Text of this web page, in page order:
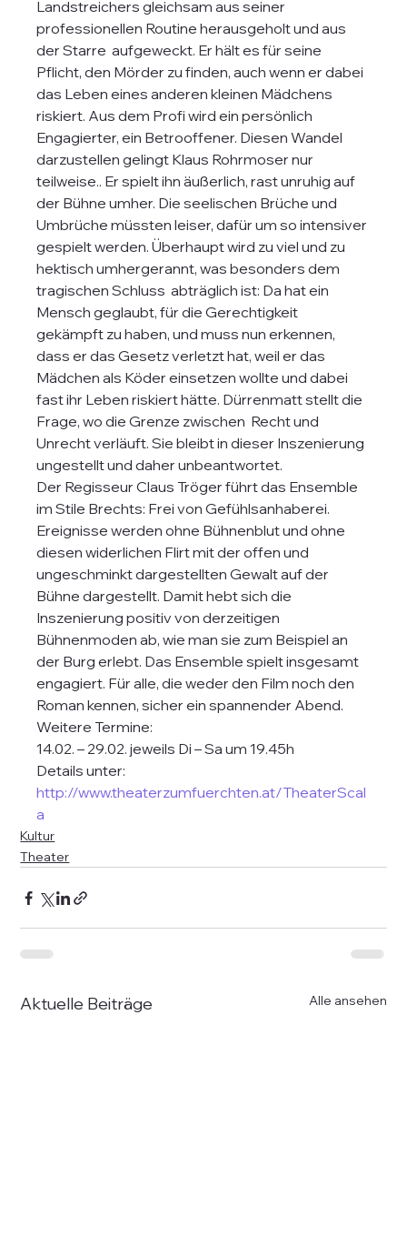
Landstreichers gleichsam aus seiner
professionellen Routine herausgeholt und aus
der Starre  aufgeweckt. Er hält es für seine
Pflicht, den Mörder zu finden, auch wenn er dabei
das Leben eines anderen kleinen Mädchens
riskiert. Aus dem Profi wird ein persönlich
Engagierter, ein Betrooffener. Diesen Wandel
darzustellen gelingt Klaus Rohrmoser nur
teilweise.. Er spielt ihn äußerlich, rast unruhig auf
der Bühne umher. Die seelischen Brüche und
Umbrüche müssten leiser, dafür um so intensiver
gespielt werden. Überhaupt wird zu viel und zu
hektisch umhergerannt, was besonders dem
tragischen Schluss  abträglich ist: Da hat ein
Mensch geglaubt, für die Gerechtigkeit
gekämpft zu haben, und muss nun erkennen,
dass er das Gesetz verletzt hat, weil er das
Mädchen als Köder einsetzen wollte und dabei
fast ihr Leben riskiert hätte. Dürrenmatt stellt die
Frage, wo die Grenze zwischen  Recht und
Unrecht verläuft. Sie bleibt in dieser Inszenierung
ungestellt und daher unbeantwortet.
Der Regisseur Claus Tröger führt das Ensemble
im Stile Brechts: Frei von Gefühlsanhaberei.
Ereignisse werden ohne Bühnenblut und ohne
diesen widerlichen Flirt mit der offen und
ungeschminkt dargestellten Gewalt auf der
Bühne dargestellt. Damit hebt sich die
Inszenierung positiv von derzeitigen
Bühnenmoden ab, wie man sie zum Beispiel an
der Burg erlebt. Das Ensemble spielt insgesamt
engagiert. Für alle, die weder den Film noch den
Roman kennen, sicher ein spannender Abend.
Weitere Termine:
14.02. – 29.02. jeweils Di – Sa um 19.45h
Details unter:
http://www.theaterzumfuerchten.at/TheaterScal
a
Kultur
Theater
Aktuelle Beiträge Alle ansehen